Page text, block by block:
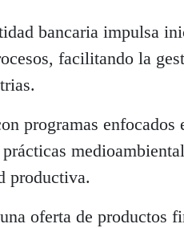
bancaria impulsa
facilitando la
programas enfocados
productiva.
oferta de productos